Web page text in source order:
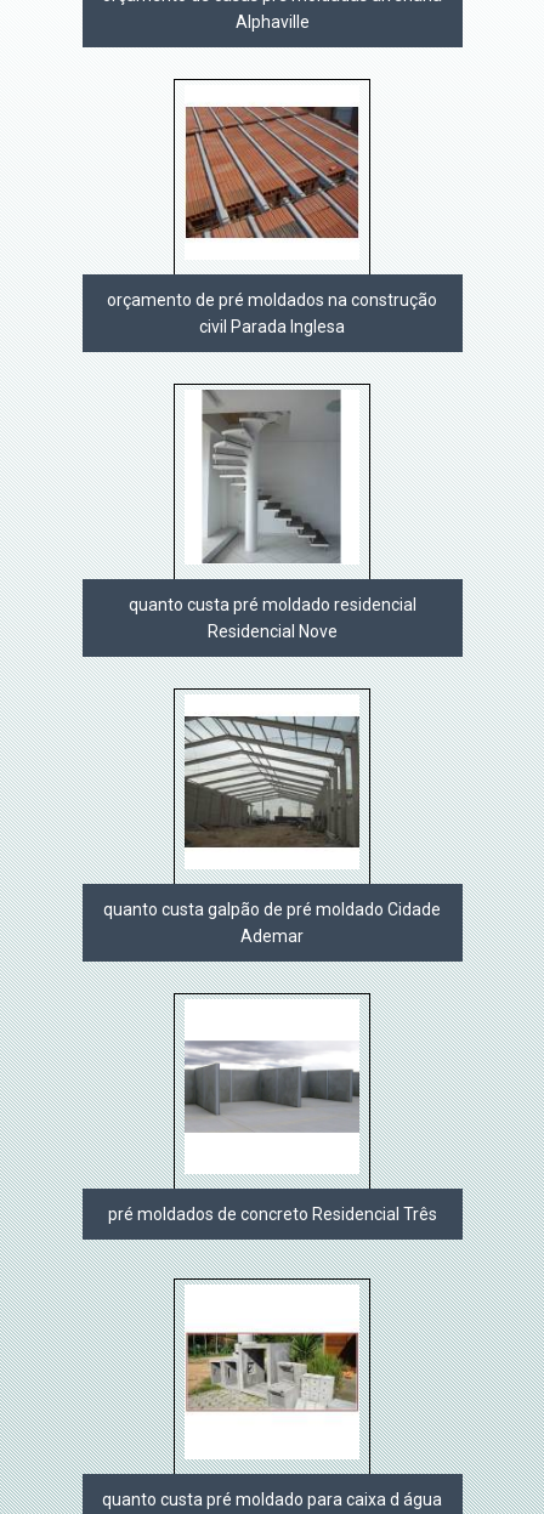
Alphaville
orçamento de pré moldados na construção
civil Parada Inglesa
quanto custa pré moldado residencial
Residencial Nove
quanto custa galpão de pré moldado Cidade
Ademar
pré moldados de concreto Residencial Três
quanto custa pré moldado para caixa d água